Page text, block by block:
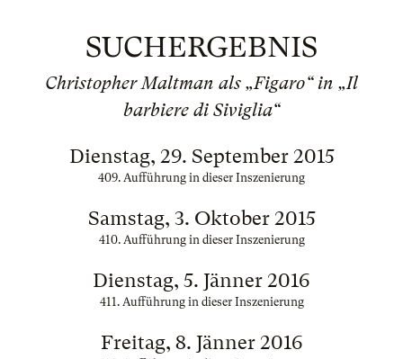
SUCHERGEBNIS
Christopher Maltman als „Figaro“ in „Il
barbiere di Siviglia“
Dienstag, 29. September 2015
409. Aufführung in dieser Inszenierung
Samstag, 3. Oktober 2015
410. Aufführung in dieser Inszenierung
Dienstag, 5. Jänner 2016
411. Aufführung in dieser Inszenierung
Freitag, 8. Jänner 2016